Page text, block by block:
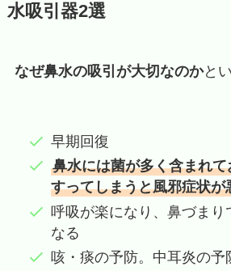
水吸引器2選
なぜ鼻水の吸引が大切なのかと
早期回復
鼻水には菌が多く含まれ
すってしまうと風邪症状が
呼吸が楽になり、鼻づまり
なる
咳・痰の予防。中耳炎の予